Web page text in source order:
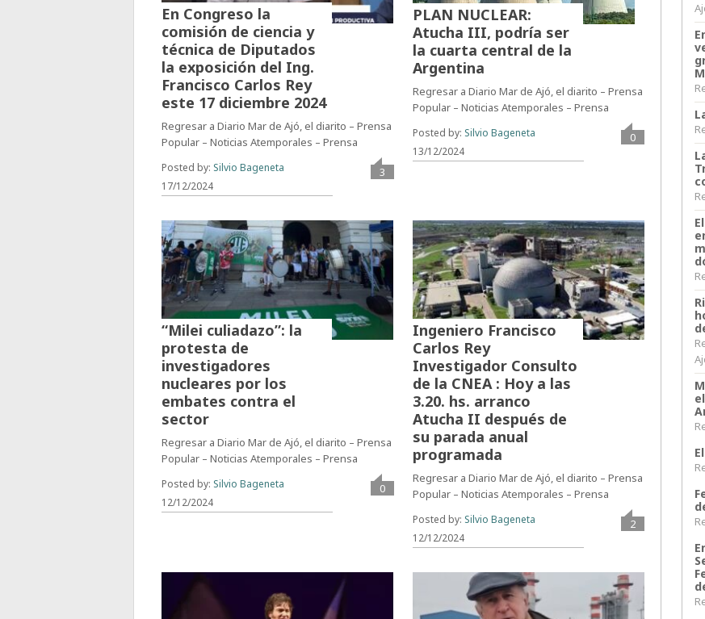
En Congreso la
comisión de ciencia y
técnica de Diputados
la exposición del Ing.
Francisco Carlos Rey
este 17 diciembre 2024
Regresar a Diario Mar de Ajó, el diarito – Prensa
Popular – Noticias Atemporales – Prensa
Posted by: Silvio Bageneta
17/12/2024
3
PLAN NUCLEAR:
Atucha III, podría ser
la cuarta central de la
Argentina
Regresar a Diario Mar de Ajó, el diarito – Prensa
Popular – Noticias Atemporales – Prensa
Posted by: Silvio Bageneta
13/12/2024
0
“Milei culiadazo”: la
protesta de
investigadores
nucleares por los
embates contra el
sector
Regresar a Diario Mar de Ajó, el diarito – Prensa
Popular – Noticias Atemporales – Prensa
Posted by: Silvio Bageneta
12/12/2024
0
Ingeniero Francisco
Carlos Rey
Investigador Consulto
de la CNEA : Hoy a las
3.20. hs. arranco
Atucha II después de
su parada anual
programada
Regresar a Diario Mar de Ajó, el diarito – Prensa
Popular – Noticias Atemporales – Prensa
Posted by: Silvio Bageneta
12/12/2024
2